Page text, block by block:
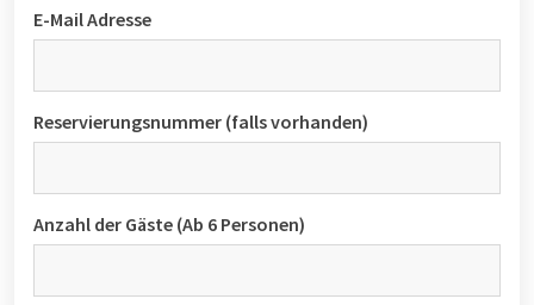
E-Mail Adresse
Reservierungsnummer (falls vorhanden)
Anzahl der Gäste (Ab 6 Personen)